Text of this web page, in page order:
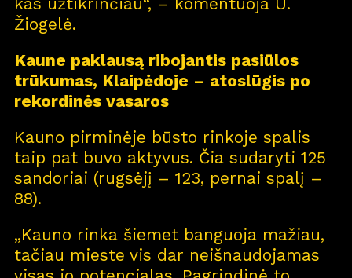
Žiogelė.
Kaune paklausą ribojantis pasiūlos
trūkumas, Klaipėdoje – atoslūgis po
rekordinės vasaros
Kauno pirminėje būsto rinkoje spalis
taip pat buvo aktyvus. Čia sudaryti 125
sandoriai (rugsėjį – 123, pernai spalį –
88).
„Kauno rinka šiemet banguoja mažiau,
tačiau mieste vis dar neišnaudojamas